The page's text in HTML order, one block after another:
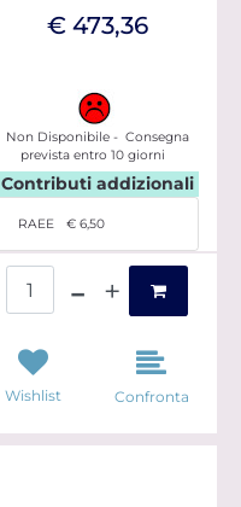
€ 473,36
Non Disponibile - Consegna
prevista entro 10 giorni
Contributi addizionali
RAEE € 6,50
Wishlist Confronta